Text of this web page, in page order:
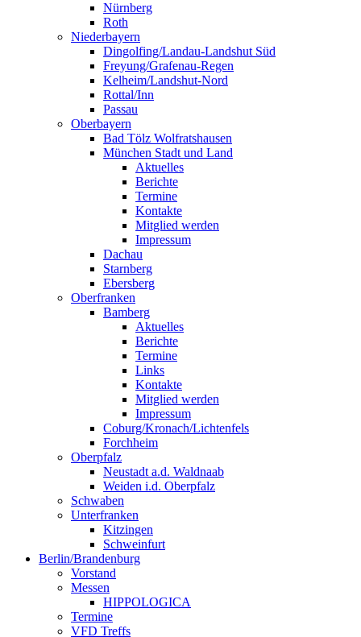
Nürnberg
Roth
Niederbayern
Dingolfing/Landau-Landshut Süd
Freyung/Grafenau-Regen
Kelheim/Landshut-Nord
Rottal/Inn
Passau
Oberbayern
Bad Tölz Wolfratshausen
München Stadt und Land
Aktuelles
Berichte
Termine
Kontakte
Mitglied werden
Impressum
Dachau
Starnberg
Ebersberg
Oberfranken
Bamberg
Aktuelles
Berichte
Termine
Links
Kontakte
Mitglied werden
Impressum
Coburg/Kronach/Lichtenfels
Forchheim
Oberpfalz
Neustadt a.d. Waldnaab
Weiden i.d. Oberpfalz
Schwaben
Unterfranken
Kitzingen
Schweinfurt
Berlin/Brandenburg
Vorstand
Messen
HIPPOLOGICA
Termine
VFD Treffs